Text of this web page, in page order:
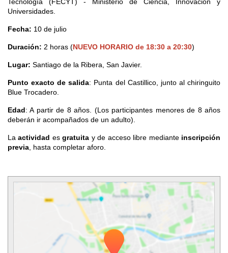
Universidades.
Fecha: 10 de julio
Duración: 2 horas (NUEVO HORARIO de 18:30 a 20:30)
Lugar: Santiago de la Ribera, San Javier.
Punto exacto de salida: Punta del Castillico, junto al chiringuito
Blue Trocadero.
Edad: A partir de 8 años. (Los participantes menores de 8 años
deberán ir acompañados de un adulto).
Laactividad esgratuita y de acceso libre mediante inscripción
previa , hasta completar aforo.